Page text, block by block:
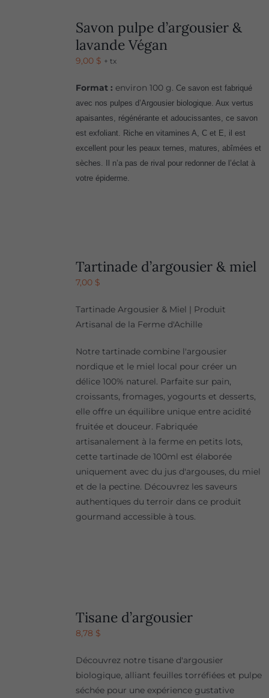
Savon pulpe d’argousier &
lavande Végan
9,00 $ + tx
Format : environ 100 g. Ce savon est fabriqué
avec nos pulpes d’Argousier biologique. Aux vertus
apaisantes, régénérante et adoucissantes, ce savon
est exfoliant. Riche en vitamines A, C et E, il est
excellent pour les peaux ternes, matures, abîmées et
sèches. Il n’a pas de rival pour redonner de l’éclat à
votre épiderme.
Tartinade d’argousier & miel
7,00 $
Tartinade Argousier & Miel | Produit
Artisanal de la Ferme d'Achille
Notre tartinade combine l'argousier
nordique et le miel local pour créer un
délice 100% naturel. Parfaite sur pain,
croissants, fromages, yogourts et desserts,
elle offre un équilibre unique entre acidité
fruitée et douceur. Fabriquée
artisanalement à la ferme en petits lots,
cette tartinade de 100ml est élaborée
uniquement avec du jus d'argouses, du miel
et de la pectine. Découvrez les saveurs
authentiques du terroir dans ce produit
gourmand accessible à tous.
Tisane d’argousier
8,78 $
Découvrez notre tisane d'argousier
biologique, alliant feuilles torréfiées et pulpe
séchée pour une expérience gustative